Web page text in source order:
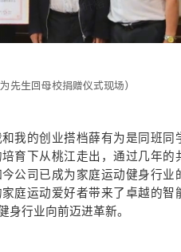
先生回母校捐赠仪式现场）
我的创业搭档薛有为是同班同
育下从桃江走出，通过几年的
公司已成为家庭运动健身行业
庭运动爱好者带来了卓越的智
身行业向前迈进革新。